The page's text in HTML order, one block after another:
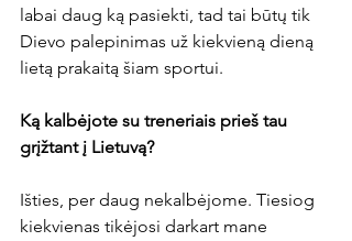
labai daug ką pasiekti, tad tai būtų tik
Dievo palepinimas už kiekvieną dieną
lietą prakaitą šiam sportui.
Ką kalbėjote su treneriais prieš tau
grįžtant į Lietuvą?
Išties, per daug nekalbėjome. Tiesiog
kiekvienas tikėjosi darkart mane